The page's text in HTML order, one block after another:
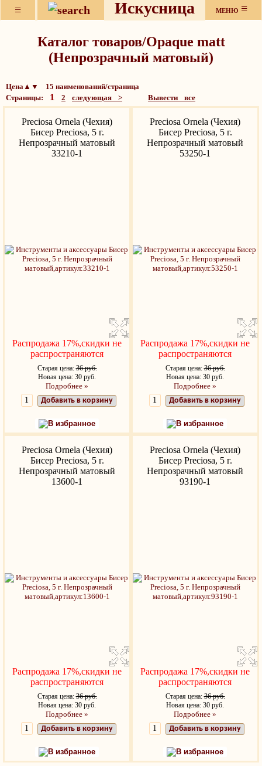
≡ Искусница МЕНЮ ≡
Каталог товаров/Opaque matt
(Непрозрачный матовый)
Цена▲▼ 15 наименований/страница
Страницы: 1 2 следующая > Вывести все
Preciosa Ornela (Чехия)
Бисер Preciosa, 5 г.
Непрозрачный матовый
33210-1
Распродажа 17%,скидки не
распространяются
Старая цена:36 руб.
Новая цена: 30 руб.
Подробнее »
Добавить в корзину
В избранное
Preciosa Ornela (Чехия)
Бисер Preciosa, 5 г.
Непрозрачный матовый
53250-1
Распродажа 17%,скидки не
распространяются
Старая цена:36 руб.
Новая цена: 30 руб.
Подробнее »
Добавить в корзину
В избранное
Preciosa Ornela (Чехия)
Бисер Preciosa, 5 г.
Непрозрачный матовый
13600-1
Распродажа 17%,скидки не
распространяются
Старая цена:36 руб.
Новая цена: 30 руб.
Подробнее »
Добавить в корзину
В избранное
Preciosa Ornela (Чехия)
Бисер Preciosa, 5 г.
Непрозрачный матовый
93190-1
Распродажа 17%,скидки не
распространяются
Старая цена:36 руб.
Новая цена: 30 руб.
Подробнее »
Добавить в корзину
В избранное